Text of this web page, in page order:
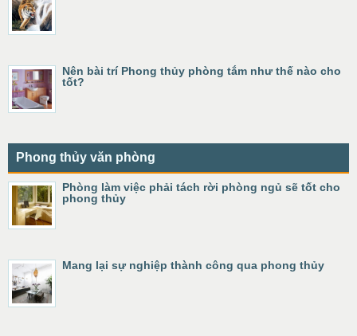
Nên bài trí Phong thủy phòng tắm như thế nào cho
tốt?
Phong thủy văn phòng
Phòng làm việc phải tách rời phòng ngủ sẽ tốt cho
phong thủy
Mang lại sự nghiệp thành công qua phong thủy